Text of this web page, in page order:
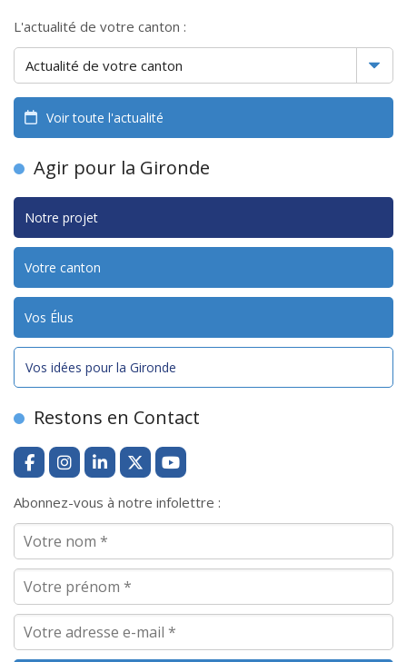
L'actualité de votre canton :
Voir toute l'actualité
Agir pour la Gironde
Notre projet
Votre canton
Vos Élus
Vos idées pour la Gironde
Restons en Contact
Abonnez-vous à notre infolettre :